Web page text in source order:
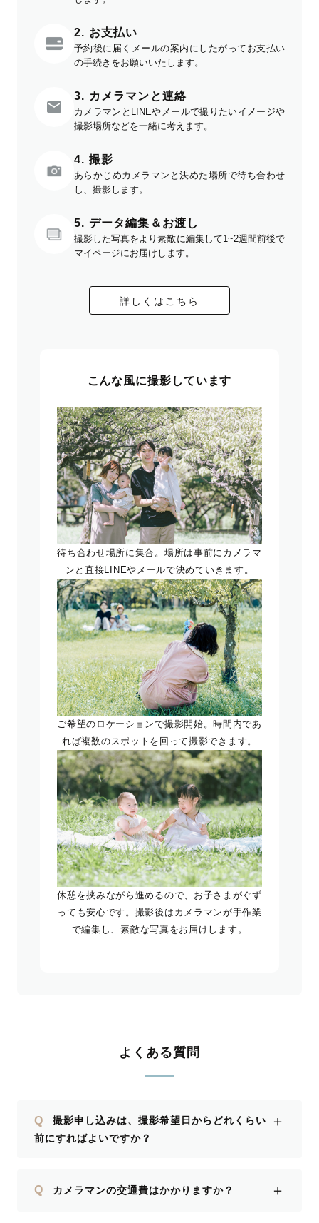
2. お支払い
予約後に届くメールの案内にしたがってお支払い
の手続きをお願いいたします。
3. カメラマンと連絡
カメラマンとLINEやメールで撮りたいイメージや
撮影場所などを一緒に考えます。
4. 撮影
あらかじめカメラマンと決めた場所で待ち合わせ
し、撮影します。
5. データ編集＆お渡し
撮影した写真をより素敵に編集して1~2週間前後で
マイページにお届けします。
詳しくはこちら
こんな風に撮影しています
待ち合わせ場所に集合。場所は事前にカメラマ
ンと直接LINEやメールで決めていきます。
ご希望のロケーションで撮影開始。時間内であ
れば複数のスポットを回って撮影できます。
休憩を挟みながら進めるので、お子さまがぐず
っても安心です。撮影後はカメラマンが手作業
で編集し、素敵な写真をお届けします。
よくある質問
Q
撮影申し込みは、撮影希望日からどれくらい
前にすればよいですか？
＋
Q カメラマンの交通費はかかりますか？ ＋